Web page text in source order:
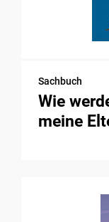
Sachbuch
Wie
meine